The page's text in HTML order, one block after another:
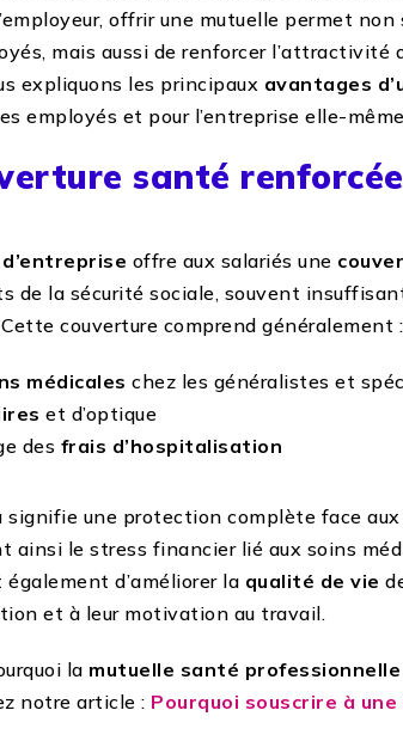
offrir une mutuelle permet non
mais aussi de renforcer l’attractivité
expliquons les principaux avantages
employés et pour l’entreprise elle-
santé
offre aux salariés une
de la sécurité sociale, souvent
couverture comprend généralement :
médicales chez les généralistes et
et d’optique
des frais d’hospitalisation
signifie une protection complète face
ainsi le stress financier lié aux soins
d’améliorer la qualité de vie
et à leur motivation au travail.
la mutuelle santé professionnelle
notre article : Pourquoi souscrire à